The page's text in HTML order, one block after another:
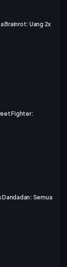
Brainrot: Uang 2x
Fighter:
Dandadan: Semua